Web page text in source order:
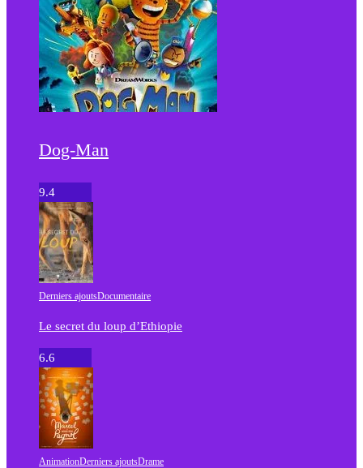
Dog-Man
9.4
Derniers ajoutsDocumentaire
Le secret du loup d’Ethiopie
6.6
AnimationDerniers ajoutsDrame